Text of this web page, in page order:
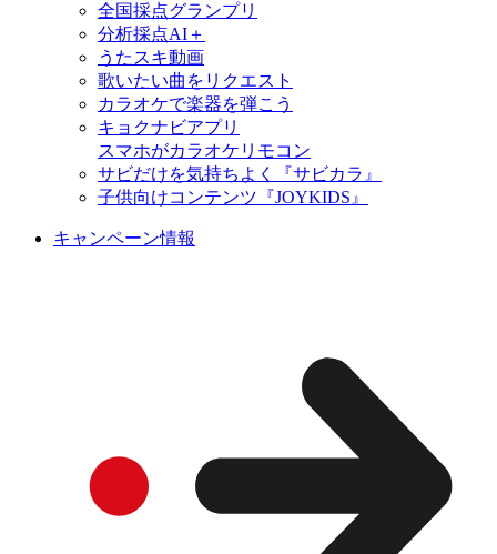
全国採点グランプリ
分析採点AI＋
うたスキ動画
歌いたい曲をリクエスト
カラオケで楽器を弾こう
キョクナビアプリ
スマホがカラオケリモコン
サビだけを気持ちよく『サビカラ』
子供向けコンテンツ『JOYKIDS』
キャンペーン情報